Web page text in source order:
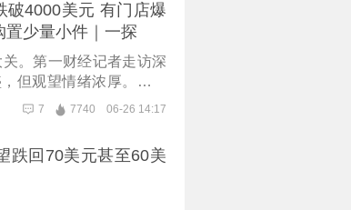
破4000美元 有门店爆
少量小件｜一探
。第一财经记者走访深
但观望情绪浓厚。商家
体销量下滑明显，成交
当下入手意愿更是大幅
家也只挑选小巧吊坠自
7 7740 06-26 14:17
跌回70美元甚至60美